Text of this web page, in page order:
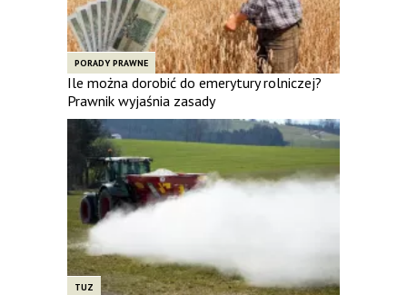
PORADY PRAWNE
Ile można dorobić do emerytury rolniczej?
Prawnik wyjaśnia zasady
TUZ